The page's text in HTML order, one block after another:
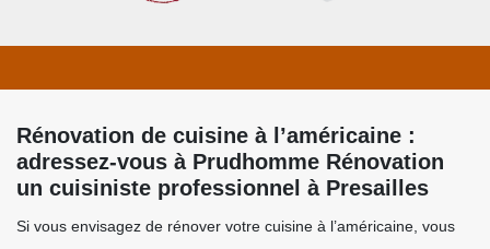
Rénovation de cuisine à l’américaine :
adressez-vous à Prudhomme Rénovation
un cuisiniste professionnel à Presailles
Si vous envisagez de rénover votre cuisine à l’américaine, vous